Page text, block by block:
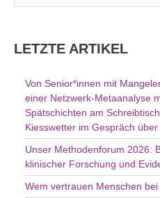
u
e
LETZTE ARTIKEL
Von Senior*innen mit
einer Netzwerk-Metaanalyse
Spätschichten am
Kiesswetter im Gespräch
Unser Methodenforum 2026:
klinischer Forschung und
Wem vertrauen Menschen